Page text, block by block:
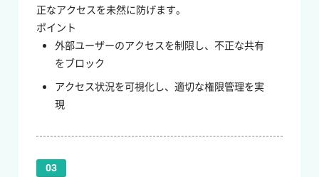
正なアクセスを未然に防げます。
ポイント
外部ユーザーのアクセスを制限し、不正な共有
をブロック
アクセス状況を可視化し、適切な権限管理を実
現
03